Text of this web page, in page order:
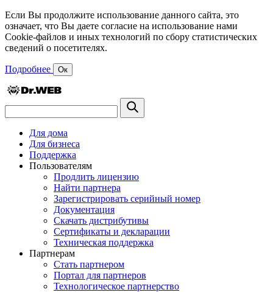
Если Вы продолжите использование данного сайта, это
означает, что Вы даете согласие на использование нами
Cookie-файлов и иных технологий по сбору статистических
сведений о посетителях.
Подробнее Ок
Для дома
Для бизнеса
Поддержка
Пользователям
Продлить лицензию
Найти партнера
Зарегистрировать серийный номер
Документация
Скачать дистрибутивы
Сертификаты и декларации
Техническая поддержка
Партнерам
Стать партнером
Портал для партнеров
Технологическое партнерство